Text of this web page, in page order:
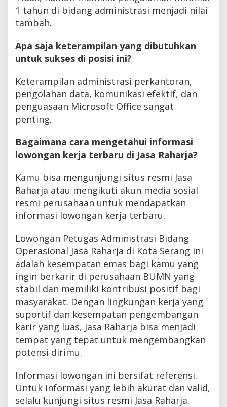
1 tahun di bidang administrasi menjadi nilai
tambah.
Apa saja keterampilan yang dibutuhkan
untuk sukses di posisi ini?
Keterampilan administrasi perkantoran,
pengolahan data, komunikasi efektif, dan
penguasaan Microsoft Office sangat
penting.
Bagaimana cara mengetahui informasi
lowongan kerja terbaru di Jasa Raharja?
Kamu bisa mengunjungi situs resmi Jasa
Raharja atau mengikuti akun media sosial
resmi perusahaan untuk mendapatkan
informasi lowongan kerja terbaru.
Lowongan Petugas Administrasi Bidang
Operasional Jasa Raharja di Kota Serang ini
adalah kesempatan emas bagi kamu yang
ingin berkarir di perusahaan BUMN yang
stabil dan memiliki kontribusi positif bagi
masyarakat. Dengan lingkungan kerja yang
suportif dan kesempatan pengembangan
karir yang luas, Jasa Raharja bisa menjadi
tempat yang tepat untuk mengembangkan
potensi dirimu.
Informasi lowongan ini bersifat referensi.
Untuk informasi yang lebih akurat dan valid,
selalu kunjungi situs resmi Jasa Raharja.